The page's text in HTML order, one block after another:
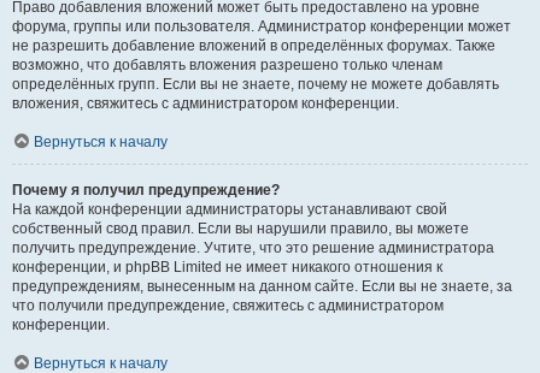
Право добавления вложений может быть предоставлено на уровне
форума, группы или пользователя. Администратор конференции может
не разрешить добавление вложений в определённых форумах. Также
возможно, что добавлять вложения разрешено только членам
определённых групп. Если вы не знаете, почему не можете добавлять
вложения, свяжитесь с администратором конференции.
Вернуться к началу
Почему я получил предупреждение?
На каждой конференции администраторы устанавливают свой
собственный свод правил. Если вы нарушили правило, вы можете
получить предупреждение. Учтите, что это решение администратора
конференции, и phpBB Limited не имеет никакого отношения к
предупреждениям, вынесенным на данном сайте. Если вы не знаете, за
что получили предупреждение, свяжитесь с администратором
конференции.
Вернуться к началу